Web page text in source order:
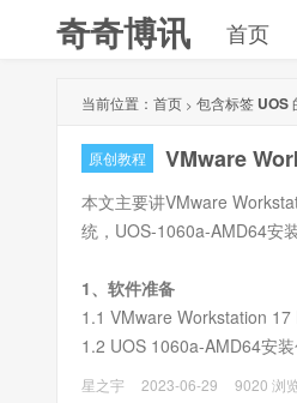
奇奇博讯 首页
当前位置： 首页 > 包含标签 UOS
原创教程 VMware
本文主要讲VMware
统，UOS-1060a-AMD64安装
1、软件准备
1.1 VMware Workstation
1.2 UOS 1060a-AMD64安
ufu
星之宇 2023-06-29 9020 浏